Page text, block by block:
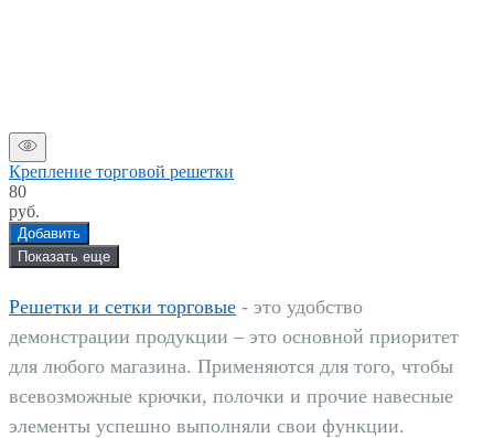
Крепление торговой решетки
80
руб.
Добавить
Показать еще
Решетки и сетки торговые - это удобство
демонстрации продукции – это основной приоритет
для любого магазина. Применяются для того, чтобы
всевозможные крючки, полочки и прочие навесные
элементы успешно выполняли свои функции.